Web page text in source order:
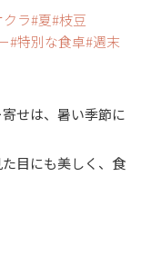
クラ 夏 枝豆
特別な食卓 週末
せは、暑い季節に
目にも美しく、食